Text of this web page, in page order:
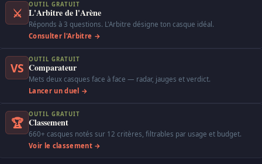
⚔
OUTIL GRATUIT
L'Arbitre de l'Arène
Réponds à 3 questions. L'Arbitre désigne ton casque idéal.
Consulter l'Arbitre →
VS
OUTIL GRATUIT
Comparateur
Mets deux casques face à face — radar, jauges et verdict.
Lancer un duel →
🏆
OUTIL GRATUIT
Classement
660+ casques notés sur 12 critères, filtrables par usage et budget.
Voir le classement →